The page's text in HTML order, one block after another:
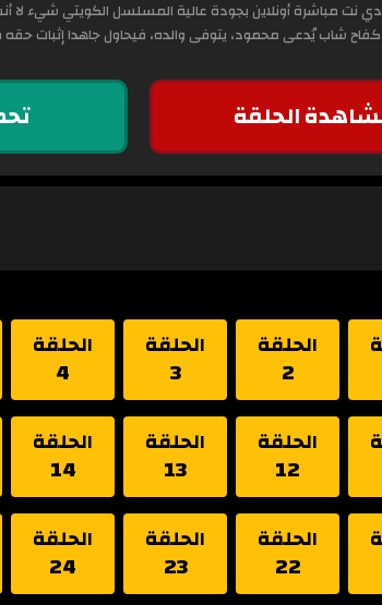
شاب يُدعى محمود، يتوفى والده، فيحاول جاهدا إثبات حقه
الحلقة
الحلقة
2
الحلقة
3
الحلقة
4
الحلقة
12
الحلقة
13
الحلقة
14
الحلقة
22
الحلقة
23
الحلقة
24